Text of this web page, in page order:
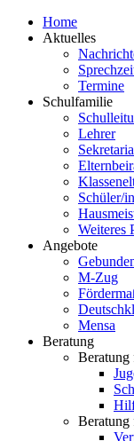
Home
Aktuelles
Termine
Schulfamilie
Lehrer
Schüler/
Weiteres
Angebote
M-Zug
Mensa
Beratung
Beratung
Beratung